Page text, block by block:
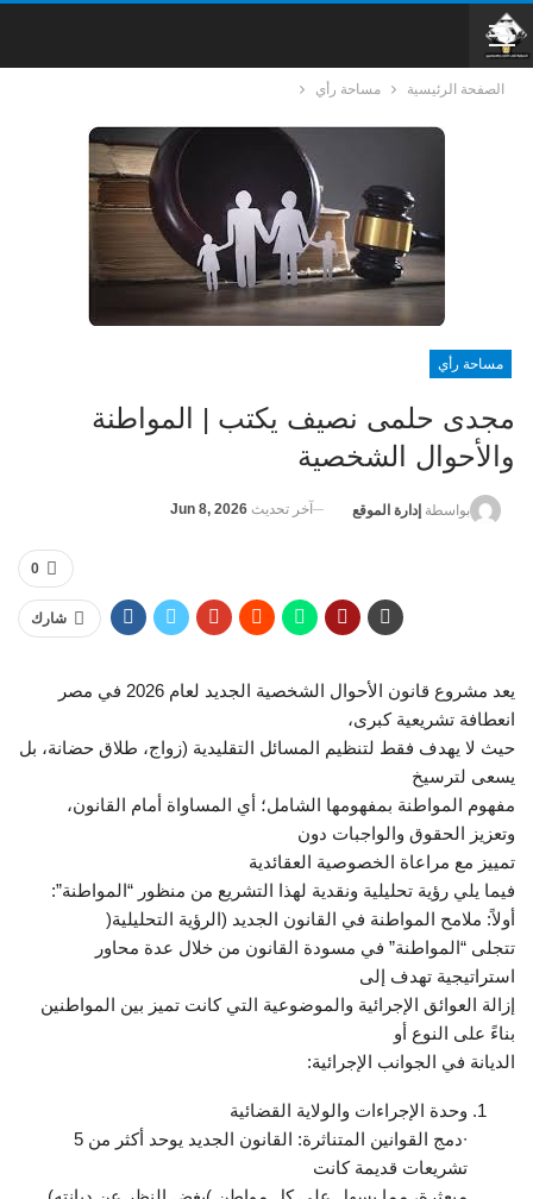
الصفحة الرئيسية مساحة رأي
مساحة رأي
مجدى حلمى نصيف يكتب | المواطنة
والأحوال الشخصية
بواسطة إدارة الموقع آخر تحديث Jun 8, 2026
0
شارك
يعد مشروع قانون الأحوال الشخصية الجديد لعام ‌‌2026‌‌ في مصر
انعطافة تشريعية كبرى،‌‌
حيث لا يهدف فقط لتنظيم المسائل‌‌ ‌‌التقليدية (زواج، طلاق حضانة، بل
يسعى لترسيخ‌‌
مفهوم المواطنة بمفهومها الشامل؛ أي المساواة أمام القانون،
وتعزيز الحقوق والواجبات دون‌‌
تمييز مع مراعاة الخصوصية العقائدية‌​
فيما يلي رؤية تحليلية ونقدية لهذا التشريع من منظور “المواطنة”:
أولاً: ملامح المواطنة في القانون الجديد (الرؤية‌‌ ‌‌التحليلية(‌​
تتجلى “المواطنة” في مسودة القانون من خلال عدة محاور
استراتيجية تهدف إلى‌‌
إزالة العوائق الإجرائية والموضوعية التي كانت تميز بين المواطنين
بناءً على النوع أو‌‌
الديانة في الجوانب الإجرائية:
وحدة الإجراءات والولاية القضائية
تشريعات قديمة كانت‌‌